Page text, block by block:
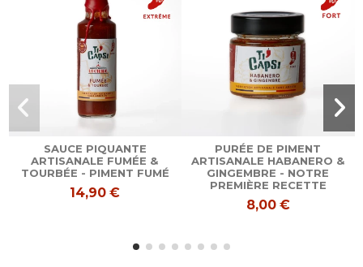
SAUCE PIQUANTE
ARTISANALE FUMÉE &
TOURBÉE - PIMENT FUMÉ
14,90 €
PURÉE DE PIMENT
ARTISANALE HABANERO &
GINGEMBRE - NOTRE
PREMIÈRE RECETTE
8,00 €